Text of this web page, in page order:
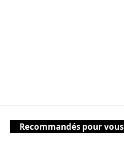
Recommandés pour vous